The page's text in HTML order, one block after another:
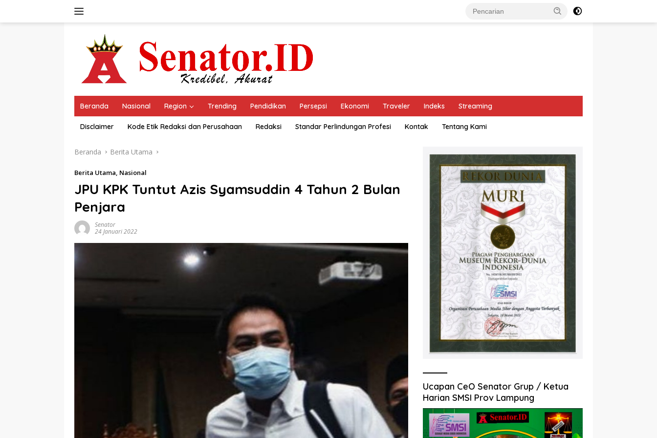
Beranda Nasional Region Trending Pendidikan Persepsi Ekonomi Traveler Indeks Streaming
Disclaimer Kode Etik Redaksi dan Perusahaan Redaksi Standar Perlindungan Profesi Kontak Tentang Kami
Beranda Berita Utama
Berita Utama, Nasional
JPU KPK Tuntut Azis Syamsuddin 4 Tahun 2 Bulan
Penjara
Senator
24 Januari 2022
Ucapan CeO Senator Grup / Ketua
Harian SMSI Prov Lampung